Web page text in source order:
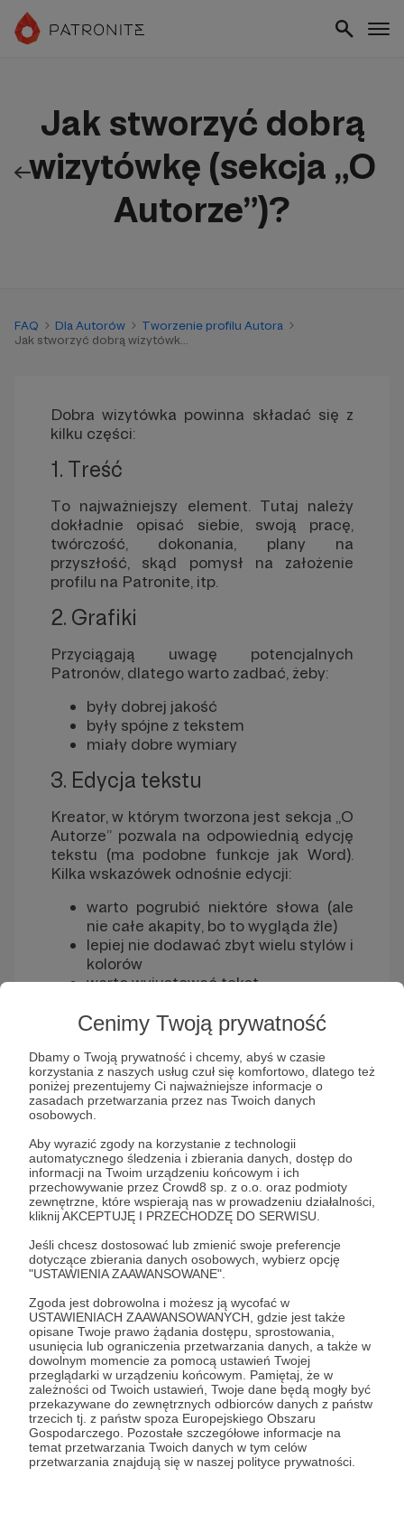
Cenimy Twoją prywatność
Dbamy o Twoją prywatność i chcemy, abyś w czasie
korzystania z naszych usług czuł się komfortowo, dlatego też
poniżej prezentujemy Ci najważniejsze informacje o
zasadach przetwarzania przez nas Twoich danych
osobowych.
Aby wyrazić zgody na korzystanie z technologii
automatycznego śledzenia i zbierania danych, dostęp do
informacji na Twoim urządzeniu końcowym i ich
przechowywanie przez Crowd8 sp. z o.o. oraz podmioty
zewnętrzne, które wspierają nas w prowadzeniu działalności,
kliknij AKCEPTUJĘ I PRZECHODZĘ DO SERWISU.
Jeśli chcesz dostosować lub zmienić swoje preferencje
dotyczące zbierania danych osobowych, wybierz opcję
"USTAWIENIA ZAAWANSOWANE".
Zgoda jest dobrowolna i możesz ją wycofać w
USTAWIENIACH ZAAWANSOWANYCH, gdzie jest także
opisane Twoje prawo żądania dostępu, sprostowania,
usunięcia lub ograniczenia przetwarzania danych, a także w
dowolnym momencie za pomocą ustawień Twojej
przeglądarki w urządzeniu końcowym. Pamiętaj, że w
zależności od Twoich ustawień, Twoje dane będą mogły być
przekazywane do zewnętrznych odbiorców danych z państw
trzecich tj. z państw spoza Europejskiego Obszaru
Gospodarczego. Pozostałe szczegółowe informacje na
temat przetwarzania Twoich danych w tym celów
przetwarzania znajdują się w naszej polityce prywatności.
Jak stworzyć dobrą
wizytówkę (sekcja „O
Autorze”)?
FAQ Dla Autorów
Tworzenie profilu Autora
Jak stworzyć dobrą wizytówk...
Dobra wizytówka powinna składać się z
kilku części:
1. Treść
To najważniejszy element. Tutaj należy
dokładnie opisać siebie, swoją pracę,
twórczość, dokonania, plany na
przyszłość, skąd pomysł na założenie
profilu na Patronite, itp.
2. Grafiki
Przyciągają uwagę potencjalnych
Patronów, dlatego warto zadbać, żeby:
były dobrej jakość
były spójne z tekstem
miały dobre wymiary
3. Edycja tekstu
Kreator, w którym tworzona jest sekcja „O
Autorze” pozwala na odpowiednią edycję
tekstu (ma podobne funkcje jak Word).
Kilka wskazówek odnośnie edycji:
warto pogrubić niektóre słowa (ale
nie całe akapity, bo to wygląda źle)
lepiej nie dodawać zbyt wielu stylów i
kolorów
warto wyjustować tekst
4. Dla Youtuberów
Wizytówka to również dobre miejsce, w
którym można, a nawet trzeba pochwalić
się swoją twórczością youtubową - w tym
celu należy wykorzystać ikonę „Załącznik
film z YouTube w treści wizytówki.
Ważne! Trzeba uważać, żeby nie
przesadzić z ilością filmów, dlatego
najlepiej dodać maksymalnie 3 prace –
każdy, komu spodoba się ten mały
wycinek Twojej twórczości, z
pewnością odwiedzi Twój kanał!
Zachęcamy do przeczytania artykułu na
temat wizytówki idealnej, w którym
oprócz szczegółowego opisu każdego
elementu znajdziesz także praktyczne
rady: jak dodać zdjęcie, film z YouTube,
itd.:Autorze - zadbaj o swoją wizytówkę!